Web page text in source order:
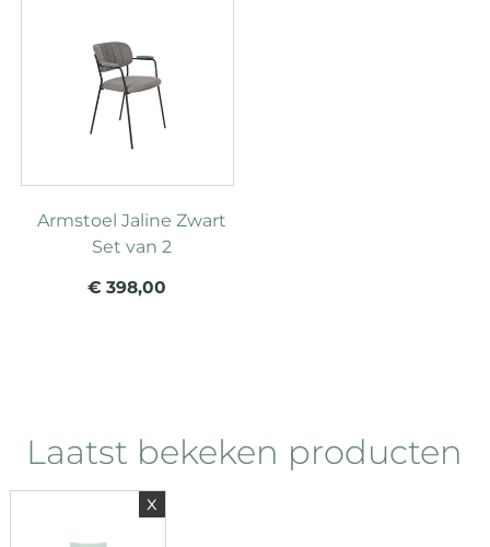
Armstoel Jaline Zwart
Set van 2
€ 398,00
Laatst bekeken producten
x